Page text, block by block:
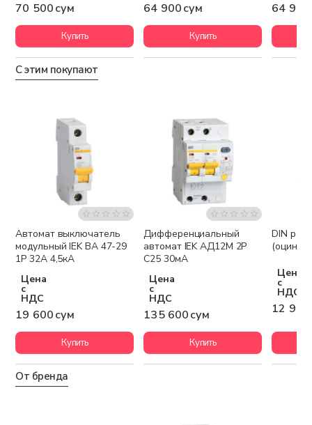
70 500 сум
Купить
64 900 сум
Купить
64 900
С этим покупают
Автомат выключатель
модульный IEK ВА 47-29
1P 32А 4,5кА
Цена
с
НДС
19 600 сум
Купить
Дифференциальный
автомат IEK АД12М 2P
С25 30мА
Цена
с
НДС
135 600 сум
Купить
DIN
Цена
с
НДС
12 900
От бренда